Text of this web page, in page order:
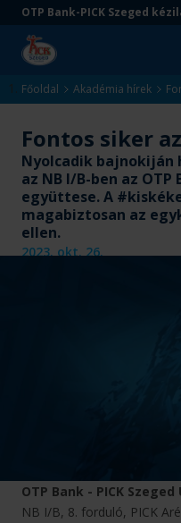
Ugrás
tartalomra
Ugrás
aljára
OTP Bank-PICK Szeged
Kezdőlap
Főoldal Akadémia hírek
Fontos siker
Nyolcadik
az NB I/B-ben az OTP
együttese. A
magabiztosan az
ellen.
2023. okt. 26.
OTP Bank - PICK Szeged
NB I/B, 8. forduló, PICK